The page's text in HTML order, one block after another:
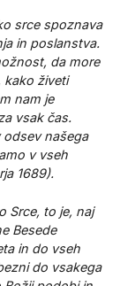
srce spoznava
in poslanstva.
da more
kako živeti
nam je
vsak čas.
odsev našega
v vseh
1689).
Srce, to je, naj
Besede
in do vseh
do vsakega